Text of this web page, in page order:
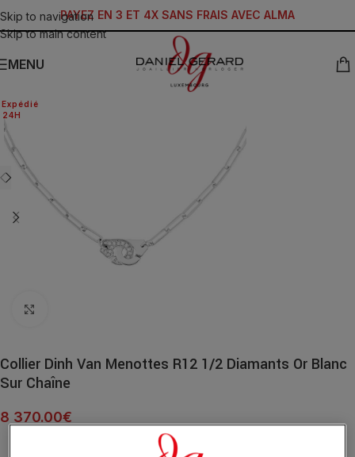
Skip to navigation
Skip to main content
PAYEZ EN 3 ET 4X SANS FRAIS AVEC ALMA
MENU
24H
Expédié
Collier Dinh Van Menottes R12 1/2 Diamants Or Blanc
Sur Chaîne
8 370.00€